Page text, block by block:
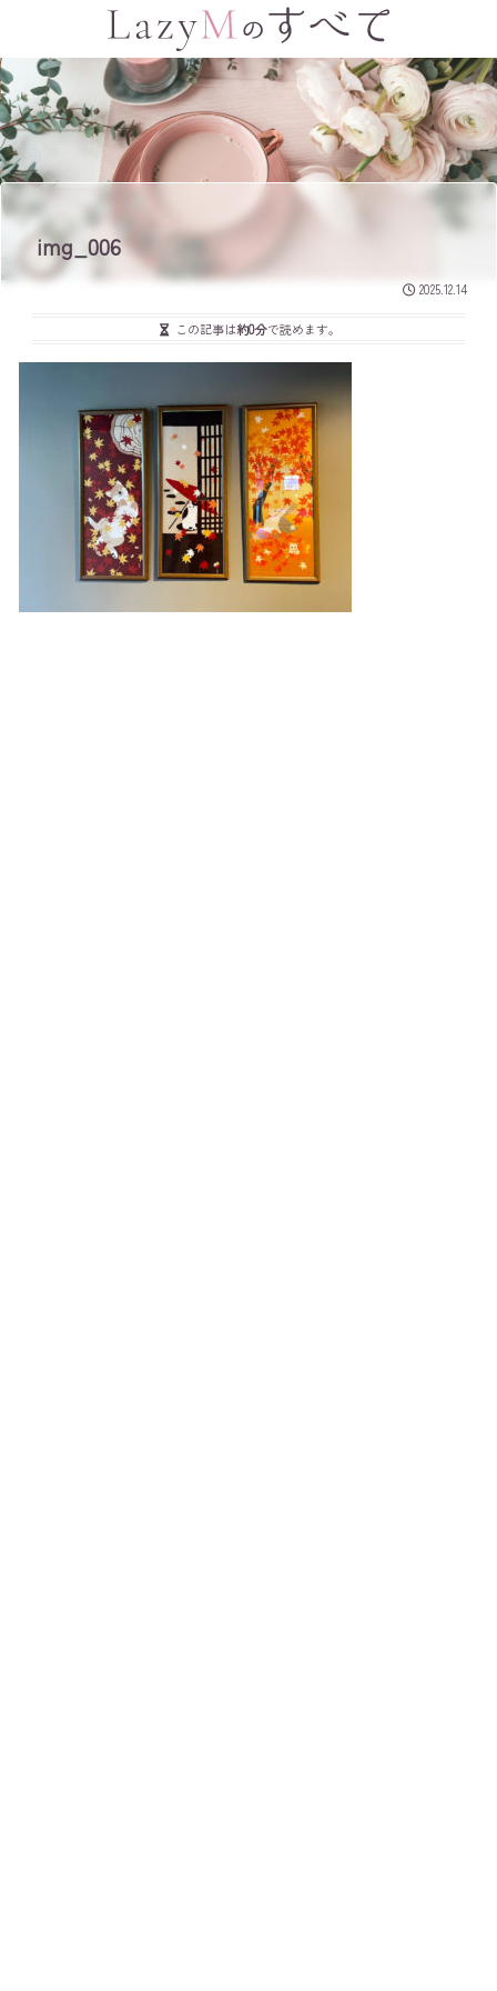
img_006
2025.12.14
この記事は約0分で読めます。